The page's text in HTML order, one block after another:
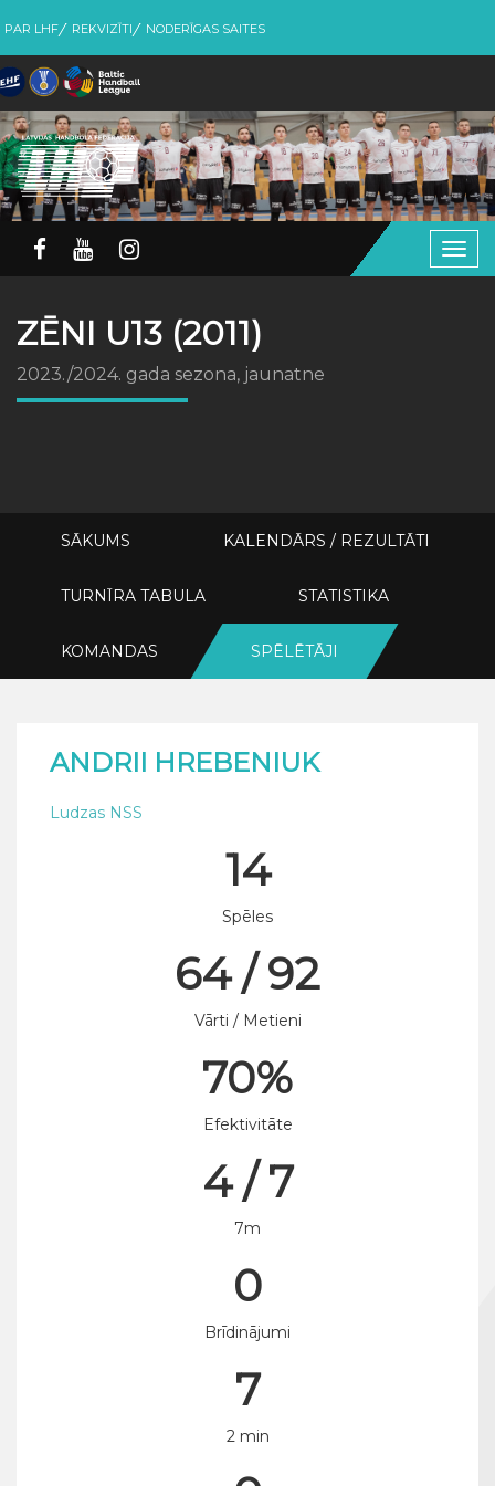
PAR LHF REKVIZĪTI NODERĪGAS SAITES
ZĒNI U13 (2011)
2023./2024. gada sezona, jaunatne
SĀKUMS KALENDĀRS / REZULTĀTI
TURNĪRA TABULA STATISTIKA
KOMANDAS SPĒLĒTĀJI
ANDRII HREBENIUK
Ludzas NSS
14
Spēles
64 / 92
Vārti / Metieni
70%
Efektivitāte
4 / 7
7m
0
Brīdinājumi
7
2 min